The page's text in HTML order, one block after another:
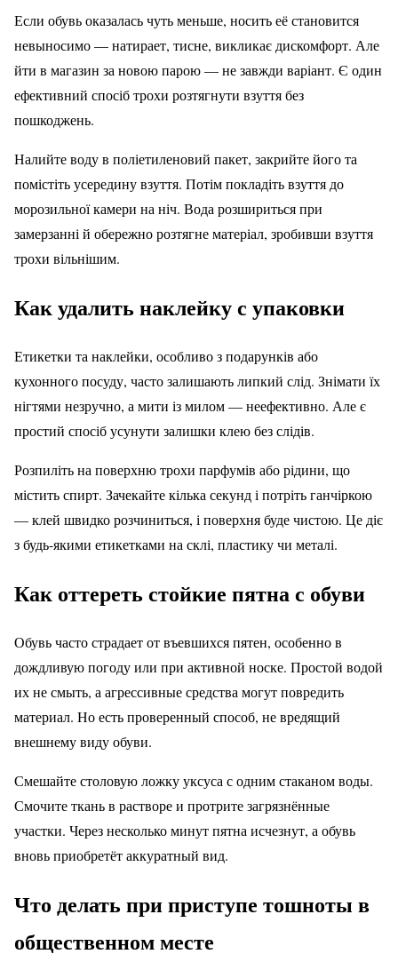
Если обувь оказалась чуть меньше, носить её становится
невыносимо — натирает, тисне, викликає дискомфорт. Але
йти в магазин за новою парою — не завжди варіант. Є один
ефективний спосіб трохи розтягнути взуття без
пошкоджень.
Налийте воду в поліетиленовий пакет, закрийте його та
помістіть усередину взуття. Потім покладіть взуття до
морозильної камери на ніч. Вода розшириться при
замерзанні й обережно розтягне матеріал, зробивши взуття
трохи вільнішим.
Как удалить наклейку с упаковки
Етикетки та наклейки, особливо з подарунків або
кухонного посуду, часто залишають липкий слід. Знімати їх
нігтями незручно, а мити із милом — неефективно. Але є
простий спосіб усунути залишки клею без слідів.
Розпиліть на поверхню трохи парфумів або рідини, що
містить спирт. Зачекайте кілька секунд і потріть ганчіркою
— клей швидко розчиниться, і поверхня буде чистою. Це діє
з будь-якими етикетками на склі, пластику чи металі.
Как оттереть стойкие пятна с обуви
Обувь часто страдает от въевшихся пятен, особенно в
дождливую погоду или при активной носке. Простой водой
их не смыть, а агрессивные средства могут повредить
материал. Но есть проверенный способ, не вредящий
внешнему виду обуви.
Смешайте столовую ложку уксуса с одним стаканом воды.
Смочите ткань в растворе и протрите загрязнённые
участки. Через несколько минут пятна исчезнут, а обувь
вновь приобретёт аккуратный вид.
Что делать при приступе тошноты в
общественном месте